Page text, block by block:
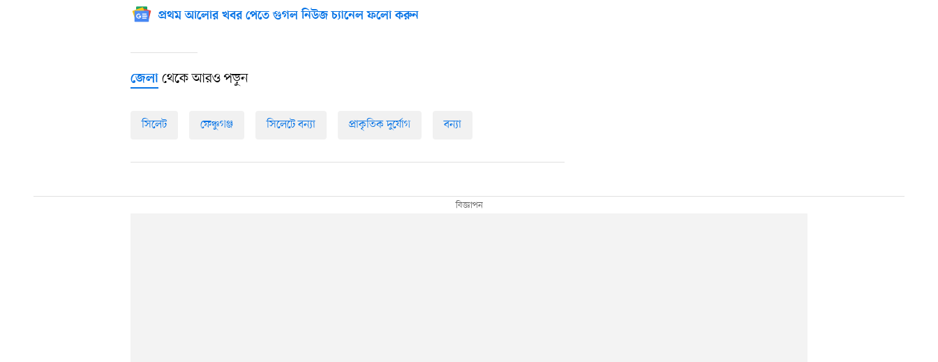
প্রথম আলোর খবর পেতে গুগল নিউজ চ্যানেল ফলো করুন
জেলা থেকে আরও পড়ুন
সিলেট ফেঞ্চুগঞ্জ সিলেটে বন্যা প্রাকৃতিক দুর্যোগ বন্যা